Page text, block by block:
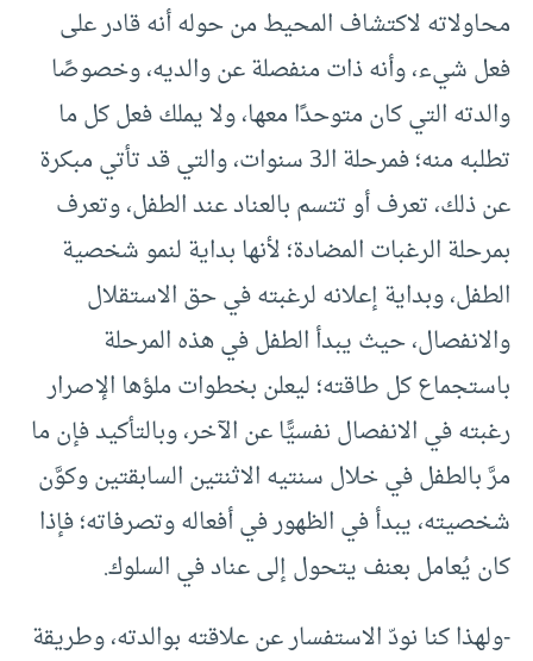
محاولاته لاكتشاف المحيط من حوله أنه قادر على
فعل شيء، وأنه ذات منفصلة عن والديه، وخصوصًا
والدته التي كان متوحدًا معها، ولا يملك فعل كل ما
تطلبه منه؛ فمرحلة الـ3 سنوات، والتي قد تأتي مبكرة
عن ذلك، تعرف أو تتسم بالعناد عند الطفل، وتعرف
بمرحلة الرغبات المضادة؛ لأنها بداية لنمو شخصية
الطفل، وبداية إعلانه لرغبته في حق الاستقلال
والانفصال، حيث يبدأ الطفل في هذه المرحلة
باستجماع كل طاقته؛ ليعلن بخطوات ملؤها الإصرار
رغبته في الانفصال نفسيًّا عن الآخر، وبالتأكيد فإن ما
مرَّ بالطفل في خلال سنتيه الاثنتين السابقتين وكوَّن
شخصيته، يبدأ في الظهور في أفعاله وتصرفاته؛ فإذا
كان يُعامل بعنف يتحول إلى عناد في السلوك.
-ولهذا كنا نودّ الاستفسار عن علاقته بوالدته، وطريقة